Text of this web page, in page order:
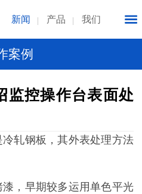
新闻 产品 我们
案例
监控操作台表面处
轧钢板，其外表处理方法
，早期较多运用单色平光